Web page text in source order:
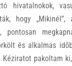
hivatalnokok,
hogy
pontosan
és alkalmas
pakoltam